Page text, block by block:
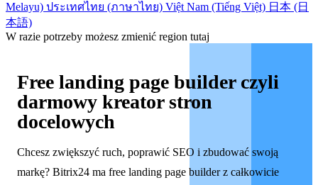
Melayu) ประเทศไทย (ภาษาไทย) Việt Nam (Tiếng Việt) 日本 (日
本語)
W razie potrzeby możesz zmienić region tutaj
Free landing page builder czyli
darmowy kreator stron
docelowych
Chcesz zwiększyć ruch, poprawić SEO i zbudować swoją
markę? Bitrix24 ma free landing page builder z całkowicie